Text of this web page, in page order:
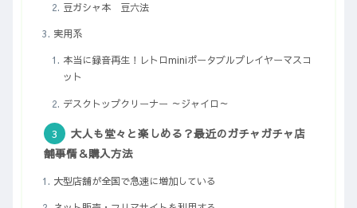
豆ガシャ本 豆六法
実用系
本当に録音再生！レトロminiポータブルプレイヤーマスコ
ット
デスクトップクリーナー ～ジャイロ～
大人も堂々と楽しめる？最近のガチャガチャ店
舗事情＆購入方法
大型店舗が全国で急速に増加している